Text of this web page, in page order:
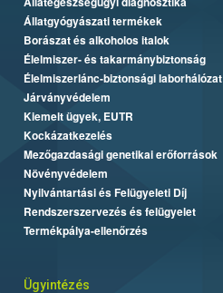
Állatgyógyászati termékek
Borászat és alkoholos italok
Élelmiszer- és takarmánybiztonság
Élelmiszerlánc-biztonsági laborhálózat
Járványvédelem
Kiemelt ügyek, EUTR
Kockázatkezelés
Mezőgazdasági genetikai erőforrások
Növényvédelem
Nyilvántartási és Felügyeleti Díj
Rendszerszervezés és felügyelet
Termékpálya-ellenőrzés
Ügyintézés